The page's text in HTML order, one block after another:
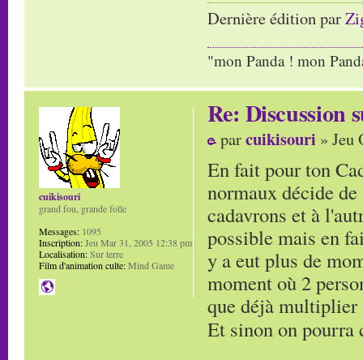
Dernière édition par
"mon Panda ! mon
Re: Discussion
parcuikisouri » Jeu
En fait pour ton
normaux décide
cadavrons et à
possible mais en
y a eut plus de
moment où 2
que déjà multiplier
Et sinon on pourra
cuikisouri
grand fou, grande folle
Messages: 1095
Inscription:Jeu Mar 31, 2005 12:38 pm
Localisation:Sur terre
Film d'animation culte:Mind Game